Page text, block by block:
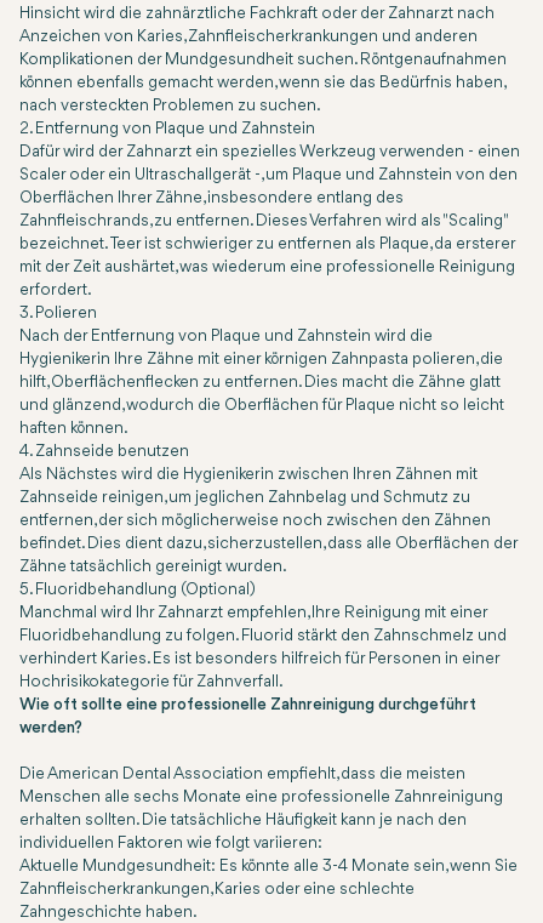
Hinsicht wird die zahnärztliche Fachkraft oder der Zahnarzt nach
Anzeichen von Karies, Zahnfleischerkrankungen und anderen
Komplikationen der Mundgesundheit suchen. Röntgenaufnahmen
können ebenfalls gemacht werden, wenn sie das Bedürfnis haben,
nach versteckten Problemen zu suchen.
2. Entfernung von Plaque und Zahnstein
Dafür wird der Zahnarzt ein spezielles Werkzeug verwenden - einen
Scaler oder ein Ultraschallgerät -, um Plaque und Zahnstein von den
Oberflächen Ihrer Zähne, insbesondere entlang des
Zahnfleischrands, zu entfernen. Dieses Verfahren wird als "Scaling"
bezeichnet. Teer ist schwieriger zu entfernen als Plaque, da ersterer
mit der Zeit aushärtet, was wiederum eine professionelle Reinigung
erfordert.
3. Polieren
Nach der Entfernung von Plaque und Zahnstein wird die
Hygienikerin Ihre Zähne mit einer körnigen Zahnpasta polieren, die
hilft, Oberflächenflecken zu entfernen. Dies macht die Zähne glatt
und glänzend, wodurch die Oberflächen für Plaque nicht so leicht
haften können.
4. Zahnseide benutzen
Als Nächstes wird die Hygienikerin zwischen Ihren Zähnen mit
Zahnseide reinigen, um jeglichen Zahnbelag und Schmutz zu
entfernen, der sich möglicherweise noch zwischen den Zähnen
befindet. Dies dient dazu, sicherzustellen, dass alle Oberflächen der
Zähne tatsächlich gereinigt wurden.
5. Fluoridbehandlung (Optional)
Manchmal wird Ihr Zahnarzt empfehlen, Ihre Reinigung mit einer
Fluoridbehandlung zu folgen. Fluorid stärkt den Zahnschmelz und
verhindert Karies. Es ist besonders hilfreich für Personen in einer
Hochrisikokategorie für Zahnverfall.
Wie oft sollte eine professionelle Zahnreinigung durchgeführt
werden?
Die American Dental Association empfiehlt, dass die meisten
Menschen alle sechs Monate eine professionelle Zahnreinigung
erhalten sollten. Die tatsächliche Häufigkeit kann je nach den
individuellen Faktoren wie folgt variieren:
Aktuelle Mundgesundheit: Es könnte alle 3-4 Monate sein, wenn Sie
Zahnfleischerkrankungen, Karies oder eine schlechte
Zahngeschichte haben.